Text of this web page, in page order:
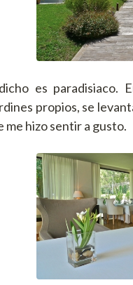
es paradisiaco.
propios, se
hizo sentir a gusto.